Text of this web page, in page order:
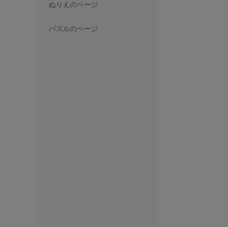
ぬりえのページ
パズルのページ